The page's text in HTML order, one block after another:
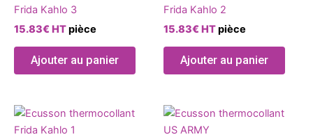
Frida Kahlo 3
15.83€HTpièce
Ajouter au panier
Frida Kahlo 2
15.83€HTpièce
Ajouter au panier